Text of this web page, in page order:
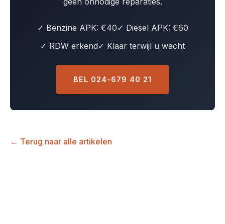
✓ Benzine APK: €40✓ Diesel APK: €60
✓ RDW erkend✓ Klaar terwijl u wacht
BEL 024-679 40 21
← Terug naar alle artikelen